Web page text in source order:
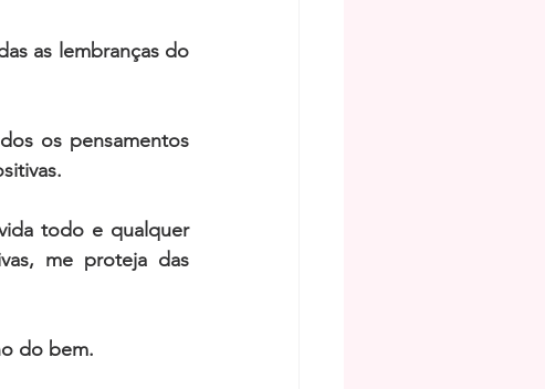
os pensamentos
todo e qualquer
me proteja das
do bem.